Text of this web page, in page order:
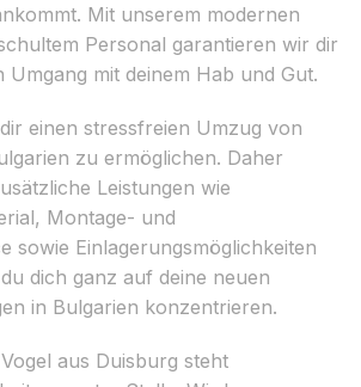
Mit unserem modernen
Personal garantieren wir dir
Umgang mit deinem Hab und Gut.
einen stressfreien Umzug von
zu ermöglichen. Daher
Leistungen wie
Montage- und
sowie Einlagerungsmöglichkeiten
dich ganz auf deine neuen
in Bulgarien konzentrieren.
aus Duisburg steht